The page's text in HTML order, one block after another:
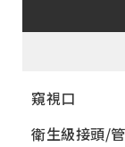
窺視口
衛生級接頭/